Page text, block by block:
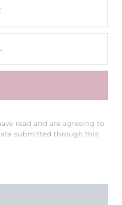
read and are agreeing to
submitted through this